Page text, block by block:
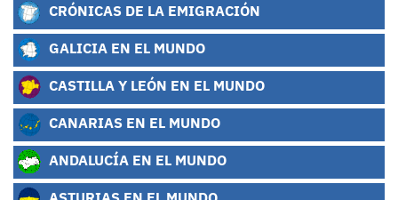
CRÓNICAS DE LA EMIGRACIÓN
GALICIA EN EL MUNDO
CASTILLA Y LEÓN EN EL MUNDO
CANARIAS EN EL MUNDO
ANDALUCÍA EN EL MUNDO